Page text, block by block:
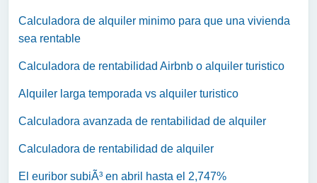
Calculadora de alquiler minimo para que una vivienda
sea rentable
Calculadora de rentabilidad Airbnb o alquiler turistico
Alquiler larga temporada vs alquiler turistico
Calculadora avanzada de rentabilidad de alquiler
Calculadora de rentabilidad de alquiler
El euribor subiÃ³ en abril hasta el 2,747%